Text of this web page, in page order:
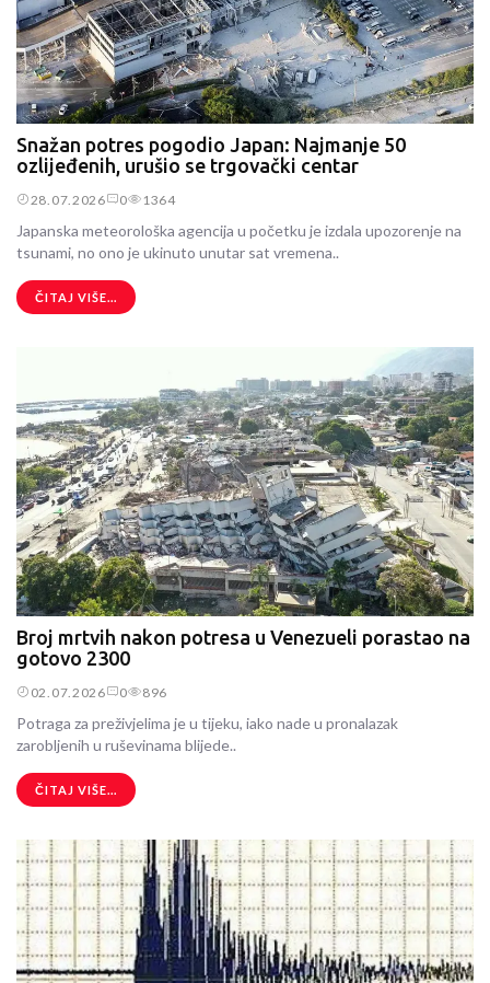
Snažan potres pogodio Japan: Najmanje 50
ozlijeđenih, urušio se trgovački centar
28.07.2026 0 1364
Japanska meteorološka agencija u početku je izdala upozorenje na
tsunami, no ono je ukinuto unutar sat vremena..
ČITAJ VIŠE...
Broj mrtvih nakon potresa u Venezueli porastao na
gotovo 2300
02.07.2026 0 896
Potraga za preživjelima je u tijeku, iako nade u pronalazak
zarobljenih u ruševinama blijede..
ČITAJ VIŠE...